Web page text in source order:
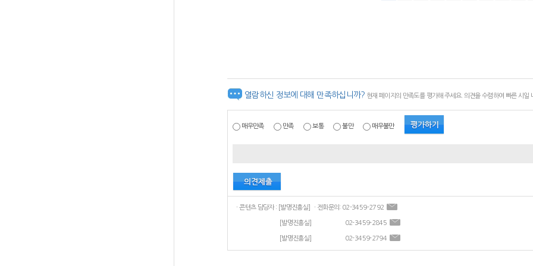
열람하신 정보에 대해 만족하십니까? 현재 페이지의 만족도를 평가해 주세요. 의견을 수렴하여 빠른 시일
매우만족 만족 보통 불만 매우불만
ㆍ콘텐츠 담당자 : [발명진흥실] ㆍ전화문의: 02-3459-2792
[발명진흥실] 02-3459-2845
[발명진흥실] 02-3459-2794